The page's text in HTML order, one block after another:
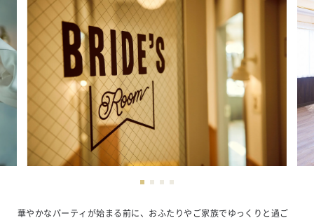
華やかなパーティが始まる前に、おふたりやご家族でゆっくりと過ご